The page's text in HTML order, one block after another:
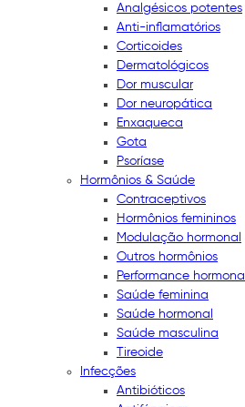
Analgésicos potentes
Anti-inflamatórios
Corticoides
Dermatológicos
Dor muscular
Dor neuropática
Enxaqueca
Gota
Psoríase
Hormônios & Saúde
Contraceptivos
Hormônios femininos
Modulação hormonal
Outros hormônios
Performance hormonal
Saúde feminina
Saúde hormonal
Saúde masculina
Tireoide
Infecções
Antibióticos